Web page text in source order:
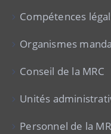
Compétences
Organismes
Conseil de la MRC
Unités
Personnel de la